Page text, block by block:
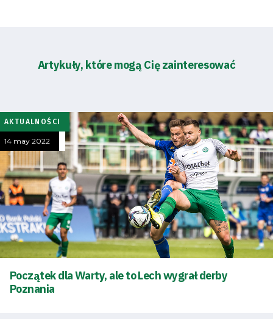
Artykuły, które mogą Cię zainteresować
AKTUALNOŚCI
14 may 2022
Początek dla Warty, ale to Lech wygrał derby
Poznania